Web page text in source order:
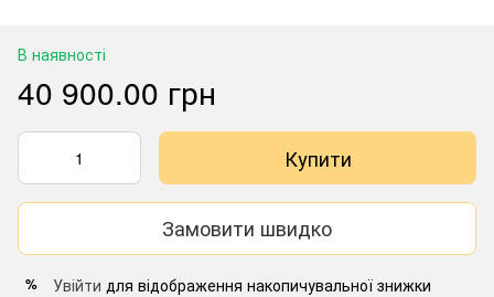
В наявності
40 900.00 грн
Купити
Замовити швидко
% Увійти для відображення накопичувальної знижки